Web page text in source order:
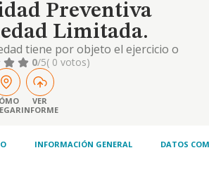
Preventiva
Limitada.
tiene por objeto el ejercicio o
de las siguientes actividades: la
del servicio de ambulancias,
y socorrismo en playas y
la prestación de servicios de gruas.
de servicios médicos y
0/5( 0 votos)
VER
INFORME
INFORMACIÓN GENERAL DATOS